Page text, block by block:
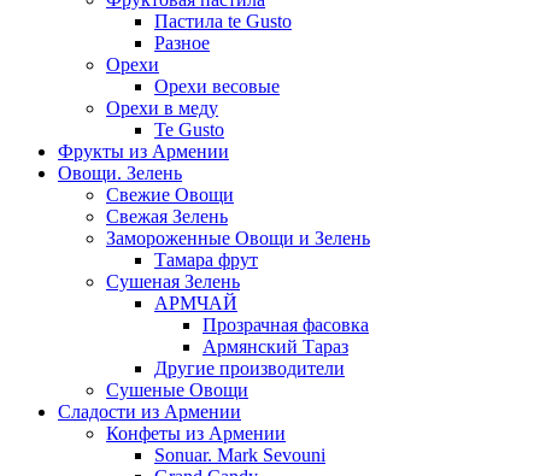
Пастила te Gusto
Разное
Орехи
Орехи весовые
Орехи в меду
Te Gusto
Фрукты из Армении
Овощи. Зелень
Свежие Овощи
Свежая Зелень
Замороженные Овощи и Зелень
Тамара фрут
Сушеная Зелень
АРМЧАЙ
Прозрачная фасовка
Армянский Тараз
Другие производители
Сушеные Овощи
Сладости из Армении
Конфеты из Армении
Sonuar. Mark Sevouni